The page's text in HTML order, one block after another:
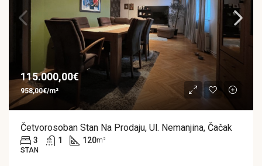
115.000,00€
958,00€/m²
Četvorosoban Stan Na Prodaju, Ul. Nemanjina, Čačak
3 1 120m²
STAN